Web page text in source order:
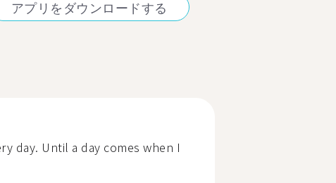
アプリをダウンロードする
day. Until a day comes when I